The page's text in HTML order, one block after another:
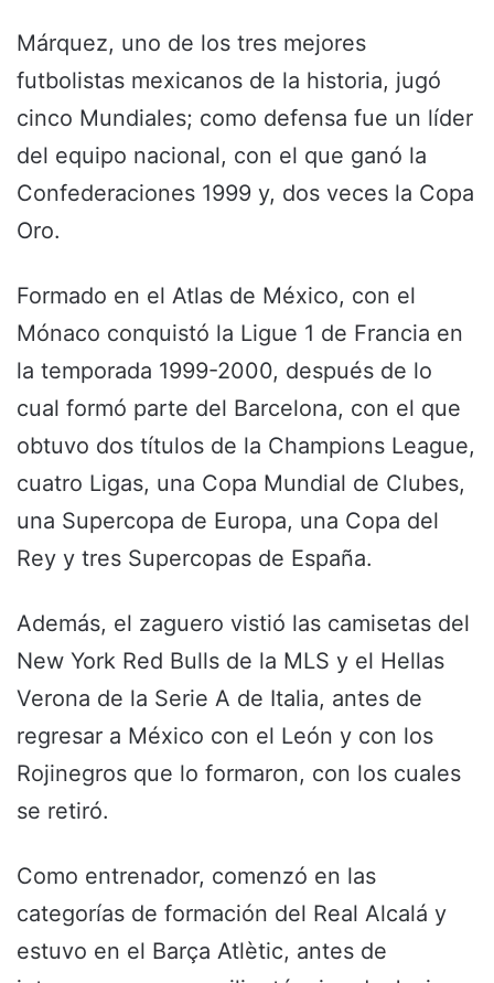
Márquez, uno de los tres mejores
futbolistas mexicanos de la historia, jugó
cinco Mundiales; como defensa fue un líder
del equipo nacional, con el que ganó la
Confederaciones 1999 y, dos veces la Copa
Oro.
Formado en el Atlas de México, con el
Mónaco conquistó la Ligue 1 de Francia en
la temporada 1999-2000, después de lo
cual formó parte del Barcelona, con el que
obtuvo dos títulos de la Champions League,
cuatro Ligas, una Copa Mundial de Clubes,
una Supercopa de Europa, una Copa del
Rey y tres Supercopas de España.
Además, el zaguero vistió las camisetas del
New York Red Bulls de la MLS y el Hellas
Verona de la Serie A de Italia, antes de
regresar a México con el León y con los
Rojinegros que lo formaron, con los cuales
se retiró.
Como entrenador, comenzó en las
categorías de formación del Real Alcalá y
estuvo en el Barça Atlètic, antes de